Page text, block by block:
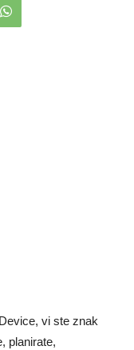
vi ste znak
planirate,